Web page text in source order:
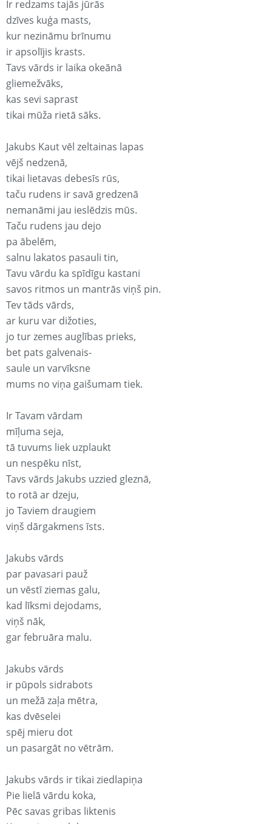
Ir redzams tajās jūrās
dzīves kuģa masts,
kur nezināmu brīnumu
ir apsolījis krasts.
Tavs vārds ir laika okeānā
gliemežvāks,
kas sevi saprast
tikai mūža rietā sāks.
Jakubs Kaut vēl zeltainas lapas
vējš nedzenā,
tikai lietavas debesīs rūs,
taču rudens ir savā gredzenā
nemanāmi jau ieslēdzis mūs.
Taču rudens jau dejo
pa ābelēm,
salnu lakatos pasauli tin,
Tavu vārdu ka spīdīgu kastani
savos ritmos un mantrās viņš pin.
Tev tāds vārds,
ar kuru var dižoties,
jo tur zemes auglības prieks,
bet pats galvenais-
saule un varvīksne
mums no viņa gaišumam tiek.
Ir Tavam vārdam
mīļuma seja,
tā tuvums liek uzplaukt
un nespēku nīst,
Tavs vārds Jakubs uzzied gleznā,
to rotā ar dzeju,
jo Taviem draugiem
viņš dārgakmens īsts.
Jakubs vārds
par pavasari pauž
un vēstī ziemas galu,
kad līksmi dejodams,
viņš nāk,
gar februāra malu.
Jakubs vārds
ir pūpols sidrabots
un mežā zaļa mētra,
kas dvēselei
spēj mieru dot
un pasargāt no vētrām.
Jakubs vārds ir tikai ziedlapiņa
Pie lielā vārdu koka,
Pēc savas gribas liktenis